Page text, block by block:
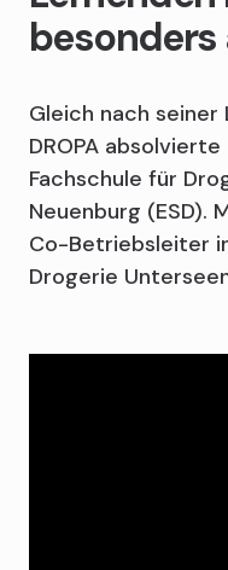
besonders
Gleich nach seiner
DROPA
Fachschule für
Neuenburg (ESD).
Co-Betriebsleiter
Drogerie